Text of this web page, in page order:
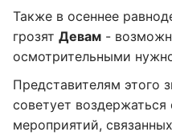
Также в осеннее
грозят Девам -
осмотрительными
Представителям этого
советует
мероприятий,